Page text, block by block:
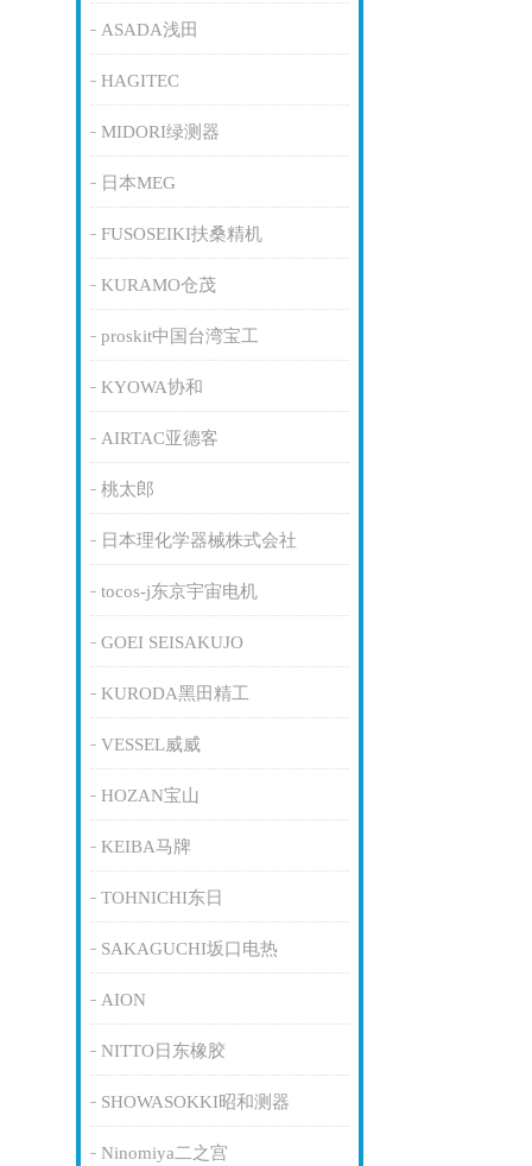
ASADA浅田
HAGITEC
MIDORI绿测器
日本MEG
FUSOSEIKI扶桑精机
KURAMO仓茂
proskit中国台湾宝工
KYOWA协和
AIRTAC亚德客
桃太郎
日本理化学器械株式会社
tocos-j东京宇宙电机
GOEI SEISAKUJO
KURODA黑田精工
VESSEL威威
HOZAN宝山
KEIBA马牌
TOHNICHI东日
SAKAGUCHI坂口电热
AION
NITTO日东橡胶
SHOWASOKKI昭和测器
Ninomiya二之宫